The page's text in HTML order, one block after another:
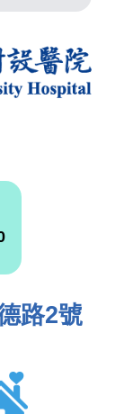
路2號